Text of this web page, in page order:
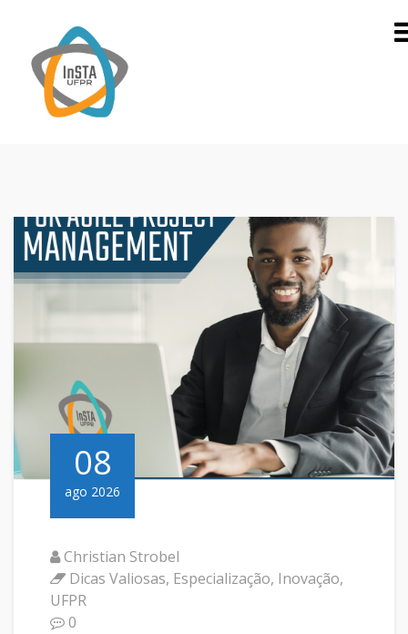
08
ago 2026
Christian Strobel
Dicas Valiosas, Especialização, Inovação,
UFPR
0